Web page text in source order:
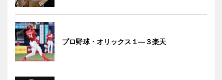
プロ野球・オリックス１―３楽天